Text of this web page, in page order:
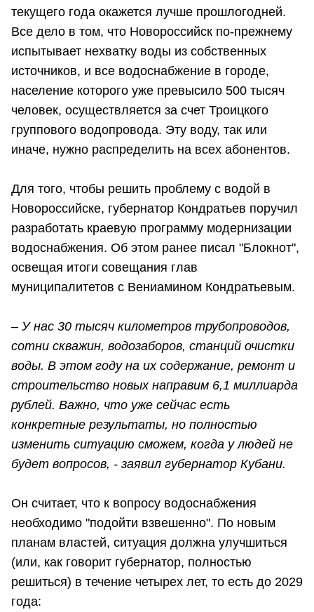
текущего года окажется лучше прошлогодней.
Все дело в том, что Новороссийск по-прежнему
испытывает нехватку воды из собственных
источников, и все водоснабжение в городе,
население которого уже превысило 500 тысяч
человек, осуществляется за счет Троицкого
группового водопровода. Эту воду, так или
иначе, нужно распределить на всех абонентов.
Для того, чтобы решить проблему с водой в
Новороссийске, губернатор Кондратьев поручил
разработать краевую программу модернизации
водоснабжения. Об этом ранее писал "Блокнот",
освещая итоги совещания глав
муниципалитетов с Вениамином Кондратьевым.
– У нас 30 тысяч километров трубопроводов,
сотни скважин, водозаборов, станций очистки
воды. В этом году на их содержание, ремонт и
строительство новых направим 6,1 миллиарда
рублей. Важно, что уже сейчас есть
конкретные результаты, но полностью
изменить ситуацию сможем, когда у людей не
будет вопросов, - заявил губернатор Кубани.
Он считает, что к вопросу водоснабжения
необходимо "подойти взвешенно". По новым
планам властей, ситуация должна улучшиться
(или, как говорит губернатор, полностью
решиться) в течение четырех лет, то есть до 2029
года: